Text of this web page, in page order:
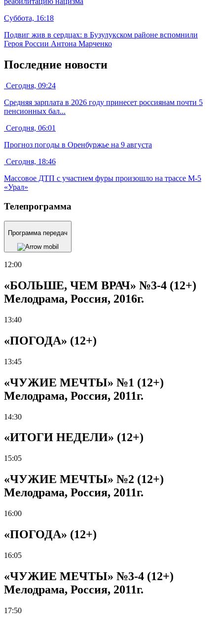
Суббота, 16:18
Подвиг жив в сердцах: в Бузулукском районе вспомнили
Героя России Антона Марченко
Последние новости
Сегодня, 09:24
Средняя зарплата в 2026 году принесет россиянам почти 5
пенсионных бал...
Сегодня, 06:01
Прогноз погоды в Оренбуржье на 9 августа
Сегодня, 18:46
Массовое ДТП с участием фуры произошло на трассе М-5
«Урал»
Телепрограмма
Программа передач
12:00
«БОЛЬШЕ, ЧЕМ ВРАЧ» №3-4 (12+)
Мелодрама, Россия, 2016г.
13:40
«ПОГОДА» (12+)
13:45
«ЧУЖИЕ МЕЧТЫ» №1 (12+)
Мелодрама, Россия, 2011г.
14:30
«ИТОГИ НЕДЕЛИ» (12+)
15:05
«ЧУЖИЕ МЕЧТЫ» №2 (12+)
Мелодрама, Россия, 2011г.
16:00
«ПОГОДА» (12+)
16:05
«ЧУЖИЕ МЕЧТЫ» №3-4 (12+)
Мелодрама, Россия, 2011г.
17:50